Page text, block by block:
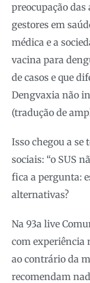
preocupação
gestores em
médica e a
vacina para
de casos e que
Dengvaxia não
(tradução de
Isso chegou a se
sociais: “o SUS
fica a pergunta:
alternativas?
Na 93a live
com experiência
ao contrário da
recomendam